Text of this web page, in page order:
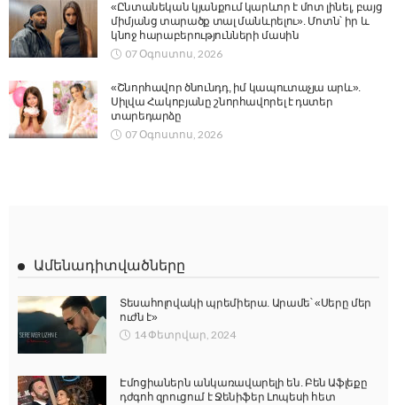
«Ընտանեկան կյանքում կարևոր է մոտ լինել, բայց
միմյանց տարածք տալ մանևրելու». Մոտն՝ իր և
կնոջ հարաբերությունների մասին
07 Օգոստոս, 2026
«Շնորհավոր ծնունդդ, իմ կապուտաչյա արև».
Սիլվա Հակոբյանը շնորհավորել է դստեր
տարեդարձը
07 Օգոստոս, 2026
Ամենադիտվածները
Տեսահոլովակի պրեմիերա. Արամե՝ «Սերը մեր
ուժն է»
14 Փետրվար, 2024
Էմոցիաներն անկառավարելի են. Բեն Աֆլեքը
դժգոհ զրուցում է Ջենիֆեր Լոպեսի հետ